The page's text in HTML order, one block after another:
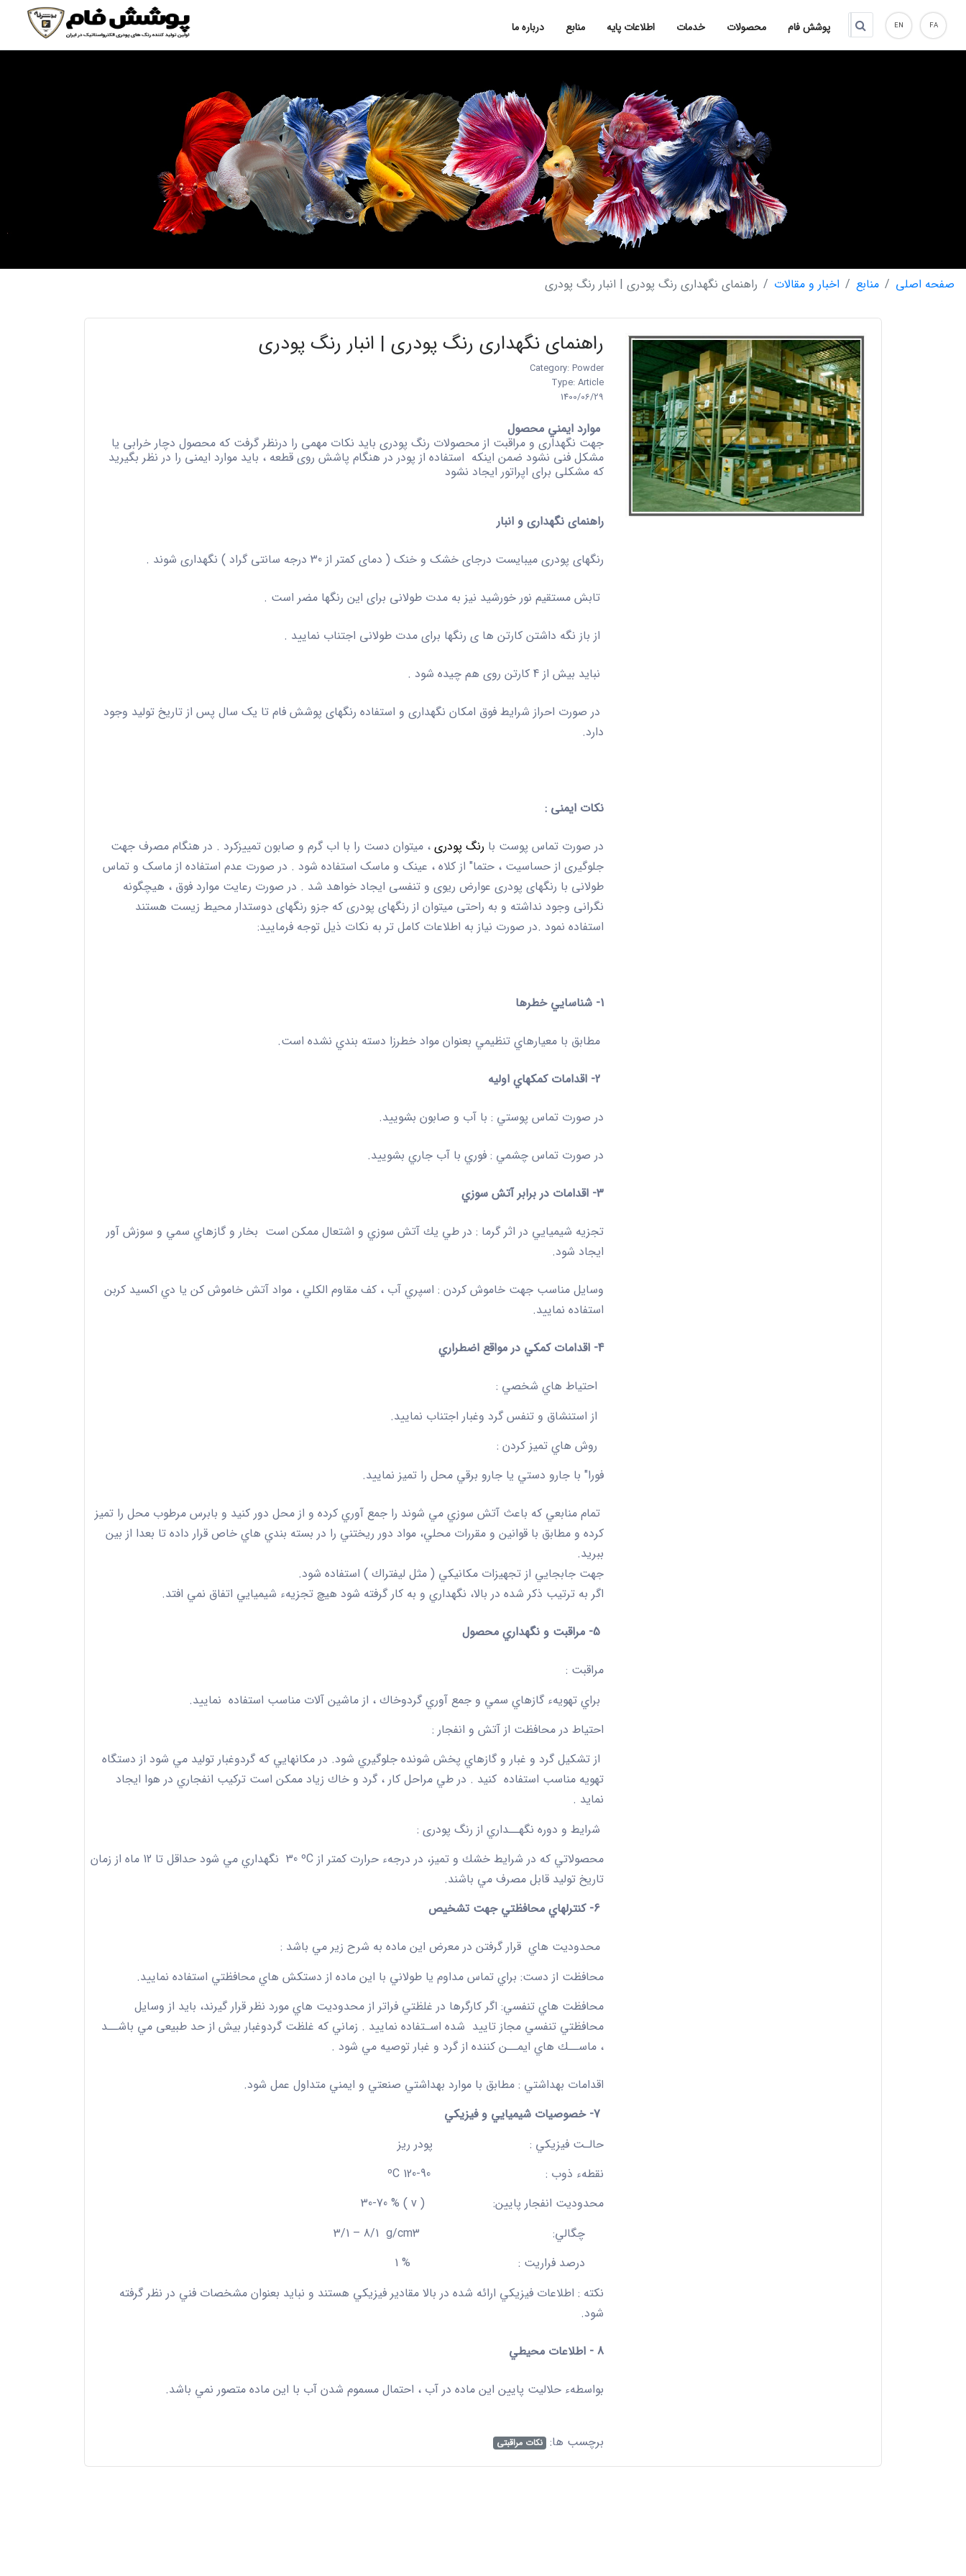
FA
EN پوشش فام محصولات خدمات اطلاعات پایه منابع درباره ما
صفحه اصلی منابع اخبار و مقالات راهنمای نگهداری رنگ پودری | انبار رنگ پودری
راهنمای نگهداری رنگ پودری | انبار رنگ پودری
Category: Powder
Type: Article
1400/06/29
موارد ايمني محصول
جهت نگهداری و مراقبت از محصولات رنگ پودری باید نکات مهمی را درنظر گرفت که محصول دچار خرابی یا
مشکل فنی نشود ضمن اینکه استفاده از پودر در هنگام پاشش روی قطعه ، باید موارد ایمنی را در نظر بگیرید
که مشکلی برای اپراتور ایجاد نشود
راهنمای نگهداری و انبار
رنگهای پودری میبایست درجای خشک و خنک ( دمای کمتر از 30 درجه سانتی گراد ) نگهداری شوند .
تابش مستقیم نور خورشید نیز به مدت طولانی برای این رنگها مضر است .
از باز نگه داشتن کارتن ها ی رنگها برای مدت طولانی اجتناب نمایید .
نباید بیش از 4 کارتن روی هم چیده شود .
در صورت احراز شرایط فوق امکان نگهداری و استفاده رنگهای پوشش فام تا یک سال پس از تاریخ تولید وجود
دارد.
نکات ایمنی :
در صورت تماس پوست با رنگ پودری ، میتوان دست را با اب گرم و صابون تمییزکرد . در هنگام مصرف جهت
جلوگیری از حساسیت ، حتما" از کلاه ، عینک و ماسک استفاده شود . در صورت عدم استفاده از ماسک و تماس
طولانی با رنگهای پودری عوارض ریوی و تنفسی ایجاد خواهد شد . در صورت رعایت موارد فوق ، هیچگونه
نگرانی وجود نداشته و به راحتی میتوان از رنگهای پودری که جزو رنگهای دوستدار محیط زیست هستند
استفاده نمود .در صورت نیاز به اطلاعات کامل تر به نکات ذیل توجه فرمایید:
1- شناسايي خطرها
مطابق با معيارهاي تنظيمي بعنوان مواد خطرزا دسته بندي نشده است.
2- اقدامات كمكهاي اوليه
در صورت تماس پوستي : با آب و صابون بشوييد.
در صورت تماس چشمي : فوري با آب جاري بشوييد.
3- اقدامات در برابر آتش سوزي
تجزيه شيميايي در اثر گرما : در طي يك آتش سوزي و اشتعال ممكن است بخار و گازهاي سمي و سوزش آور
ايجاد شود.
وسايل مناسب جهت خاموش كردن : اسپري آب ، كف مقاوم الكلي ، مواد آتش خاموش كن يا دي اكسيد كربن
استفاده نماييد.
4- اقدامات كمكي در مواقع اضطراري
احتياط هاي شخصي :
از استنشاق و تنفس گرد وغبار اجتناب نماييد.
روش هاي تميز كردن :
فورا" با جارو دستي يا جارو برقي محل را تميز نماييد.
تمام منابعي كه باعث آتش سوزي مي شوند را جمع آوري كرده و از محل دور كنيد و بابرس مرطوب محل را تميز
كرده و مطابق با قوانين و مقررات محلي، مواد دور ريختني را در بسته بندي هاي خاص قرار داده تا بعدا از بين
ببريد.
جهت جابجايي از تجهيزات مكانيكي ( مثل ليفتراك ) استفاده شود.
اگر به ترتيب ذكر شده در بالا، نگهداري و به كار گرفته شود هيچ تجزيهء شيميايي اتفاق نمي افتد.
5- مراقبت و نگهداري محصول
مراقبت :
براي تهويهء گازهاي سمي و جمع آوري گردوخاك ، از ماشين آلات مناسب استفاده نماييد.
احتياط در محافظت از آتش و انفجار :
از تشكيل گرد و غبار و گازهاي پخش شونده جلوگيري شود. در مكانهايي كه گردوغبار توليد مي شود از دستگاه
تهويه مناسب استفاده كنيد . در طي مراحل كار ، گرد و خاك زياد ممكن است تركيب انفجاري در هوا ايجاد
نمايد .
شرايط و دوره نگهــداري از رنگ پودری :
محصولاتي كه در شرايط خشك و تميز، در درجهء حرارت كمتر از ºC
30
نگهداري مي شود حداقل تا 12 ماه از زمان
تاريخ توليد قابل مصرف مي باشند.
كنترلهاي محافظتي جهت تشخيص
محدوديت هاي قرار گرفتن در معرض اين ماده به شرح زير مي باشد :
محافظت از دست:براي تماس مداوم يا طولاني با اين ماده از دستكش هاي محافظتي استفاده نماييد.
محافظت هاي تنفسي:اگر كارگرها در غلظتي فراتر از محدوديت هاي مورد نظر قرار گيرند، بايد از وسايل
محافظتي تنفسي مجاز تاييد شده اسـتفاده نماييد . زماني كه غلظت گردوغبار بيش از حد طبیعی مي باشــد
، ماســك هاي ايمــن كننده از گرد و غبار توصيه مي شود .
اقدامات بهداشتي :مطابق با موارد بهداشتي صنعتي و ايمني متداول عمل شود.
7- خصوصيات شيميايي و فيزيكي
حالـت فيزيكي :پودر ريز
نقطهء ذوب :
ºC 120-90
محدوديت انفجار پايين:
(
v
) % 70-30
چگالي:
g/cm3
–
درصد فراريت : % 1
نكته : اطلاعات فيزيكي ارائه شده در بالا مقادير فيزيكي هستند و نبايد بعنوان مشخصات فني در نظر گرفته
شود.
8 - اطلاعات محيطي
بواسطهء حلاليت پايين اين ماده در آب ، احتمال مسموم شدن آب با اين ماده متصور نمي باشد.
برچسب ها: نکات مراقبتی